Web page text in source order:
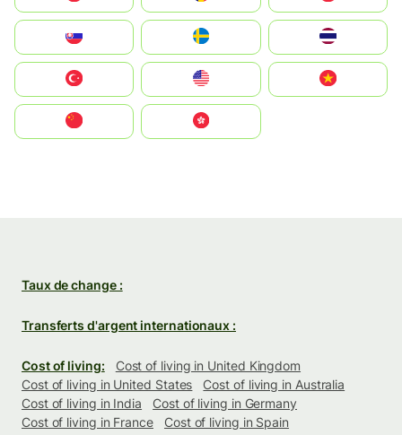
United States
中國香港特別行政區
Taux de change :
Transferts d'argent internationaux :
Cost of living:
Cost of living in United Kingdom
Cost of living in United States
Cost of living in Australia
Cost of living in India
Cost of living in Germany
Cost of living in France
Cost of living in Spain